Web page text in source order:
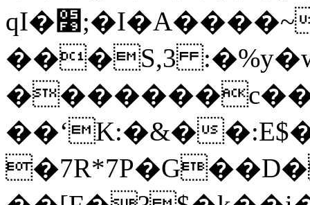
ԛI�׹;�I�A����~���V���j�Krk�]v`F���2�=f��X��ɧ�$��[�6FX(Rf$�5ޙ��~����2O��M�~,a�I�0���J�~���ְknI�@�
���S,3
��ʻK:�&�